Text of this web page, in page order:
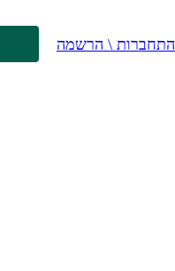
התחברות \ הרשמה